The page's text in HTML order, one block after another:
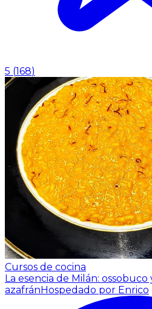
5 (168)
Cursos de cocina
La esencia de Milán: ossobuco
azafránHospedado por Enrico